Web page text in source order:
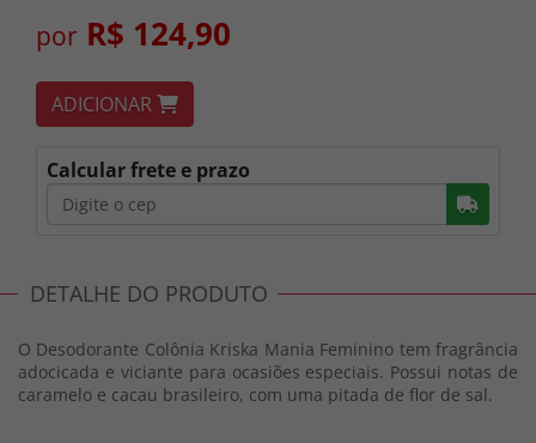
por R$ 124,90
ADICIONAR
Calcular frete e prazo
DETALHE DO PRODUTO
O Desodorante Colônia Kriska Mania Feminino tem fragrância
adocicada e viciante para ocasiões especiais. Possui notas de
caramelo e cacau brasileiro, com uma pitada de flor de sal.